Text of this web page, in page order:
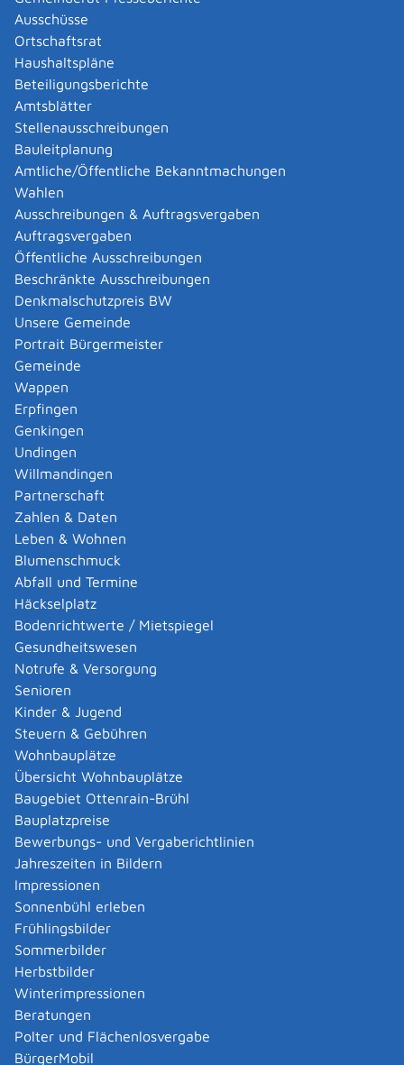
Ausschüsse
Ortschaftsrat
Haushaltspläne
Beteiligungsberichte
Amtsblätter
Stellenausschreibungen
Bauleitplanung
Amtliche/Öffentliche Bekanntmachungen
Wahlen
Ausschreibungen & Auftragsvergaben
Auftragsvergaben
Öffentliche Ausschreibungen
Beschränkte Ausschreibungen
Denkmalschutzpreis BW
Unsere Gemeinde
Portrait Bürgermeister
Gemeinde
Wappen
Erpfingen
Genkingen
Undingen
Willmandingen
Partnerschaft
Zahlen & Daten
Leben & Wohnen
Blumenschmuck
Abfall und Termine
Häckselplatz
Bodenrichtwerte / Mietspiegel
Gesundheitswesen
Notrufe & Versorgung
Senioren
Kinder & Jugend
Steuern & Gebühren
Wohnbauplätze
Übersicht Wohnbauplätze
Baugebiet Ottenrain-Brühl
Bauplatzpreise
Bewerbungs- und Vergaberichtlinien
Jahreszeiten in Bildern
Impressionen
Sonnenbühl erleben
Frühlingsbilder
Sommerbilder
Herbstbilder
Winterimpressionen
Beratungen
Polter und Flächenlosvergabe
BürgerMobil
Abgelaufenen Führerschein neu ausstellen lassen
Abgeltungsteuer - Nichtveranlagungs-
Bescheinigung beantragen
Abgeschlossenheitsbescheinigung zur Aufteilung
eines Gebäudes beantragen
Abmeldung / Außerbetriebsetzung für ein Fahrzeug
beantragen
Abschriften, Ablichtungen, Vervielfältigungen und
Negative amtlich beglaubigen lassen
Abwasser entsorgen
Abwasserbeseitigung - dezentrale Beseitigung von
Regenwasser beantragen oder anzeigen
Abweichende Regelungen zum Schichtbetrieb
beantragen
Abweichende Ruhezeit beantragen
Adoption - Akteneinsicht beantragen
Adoption - sich als Adoptiveltern bewerben
Adoption eines ausländischen Kindes -
Beurkundung im Geburtenregister beantragen
Adoption eines ausländischen Kindes -
Umwandlung einer schwachen in eine starke
Adoption beantragen
Adoption eines deutschen Kindes - Beurkundung
von Amts wegen
Adoption eines erwachsenen Menschen beantragen
Adoptionspflege eines minderjährigen Kindes
aufnehmen
Adressänderung auf der eID-Karte beantragen
Adressbuch - Eintrag sperren lassen
Akademische Gesundheitsberufe - Anerkennung der
Weiterbildung beantragen
Akademische Grade, Titel und Bezeichnungen bei
anerkannten Spätaussiedlern - Gradumwandlungen
beantragen
Akademische Grade, Titel und Bezeichnungen von
ausländischen Hochschulen führen
Akteneinsicht in und außerhalb von
Verwaltungsverfahren beantragen
Allgemein bildende Schulen - zur Abendrealschule
anmelden
Als berechtigte Person Fahrzeugregisterauskunft
(Halterauskunft) beantragen
Als Servicedienstleisterin oder Servicedienstleister
im Rahmen der Geldwäscheaufsicht registrieren
Altenpfleger, Arbeitserzieher, Haus- und
Familienpfleger, Heilerziehungsassistent,
Heilpädagoge, Jugend- und Heimerzieher,
Sozialarbeiter, Sozialpädagoge mit ausländischer
Berufsausbildung – Erlaubnis zur Führung der